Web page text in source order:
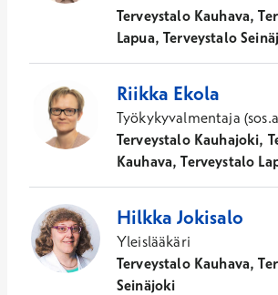
Terveystalo Kauhava,
Lapua, Terveystalo
Riikka Ekola
Työkykyvalmentaja
Terveystalo Kauhajoki,
Kauhava, Terveystalo
Hilkka Jokisalo
Yleislääkäri
Terveystalo Kauhava,
Seinäjoki